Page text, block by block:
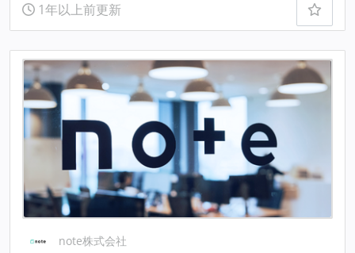
1年以上前更新
note株式会社